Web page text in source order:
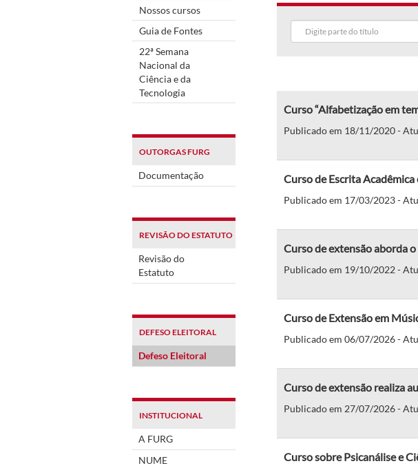
Nossos cursos
Guia de Fontes
22ª Semana
Nacional da
Ciência e da
Tecnologia
OUTORGAS FURG
Documentação
REVISÃO DO ESTATUTO
Revisão do
Estatuto
DEFESO ELEITORAL
Defeso Eleitoral
INSTITUCIONAL
A FURG
NUME
Curso “Alfabetização em
Publicado em 18/11/2020 -
Curso de Escrita
Publicado em 17/03/2023 -
Curso de extensão aborda
Publicado em 19/10/2022 -
Curso de Extensão em
Publicado em 06/07/2026 -
Curso de extensão realiza
Publicado em 27/07/2026 -
Curso sobre Psicanálise e